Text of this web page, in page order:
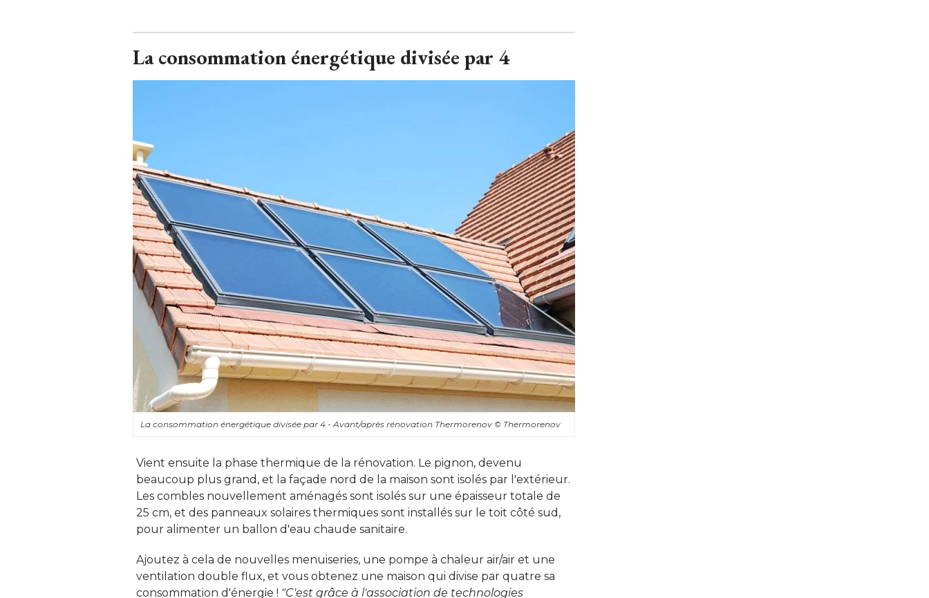
La consommation énergétique divisée par 4
La consommation énergétique divisée par 4 - Avant/après rénovation Thermorenov© Thermorenov
Vient ensuite la phase thermique de la rénovation. Le pignon, devenu
beaucoup plus grand, et la façade nord de la maison sont isolés par l'extérieur.
Les combles nouvellement aménagés sont isolés sur une épaisseur totale de
25 cm, et des panneaux solaires thermiques sont installés sur le toit côté sud,
pour alimenter un ballon d'eau chaude sanitaire.
Ajoutez à cela de nouvelles menuiseries, une pompe à chaleur air/air et une
ventilation double flux, et vous obtenez une maison qui divise par quatre sa
consommation d'énergie ! "C'est grâce à l'association de technologies